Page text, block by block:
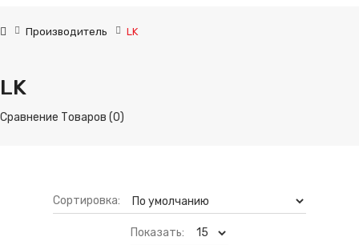
Производитель LK
LK
Сравнение Товаров (0)
Сортировка:
Показать: